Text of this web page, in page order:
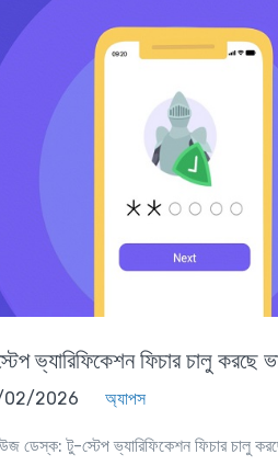
ভ্যারিফিকেশন ফিচার চালু করছে
02/2026 অ্যাপস
ডেস্ক: টু-স্টেপ ভ্যারিফিকেশন ফিচার চালু